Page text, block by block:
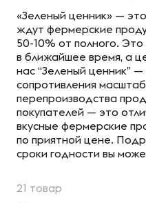
«Зеленый ценник» —
ждут фермерские
50-10% от полного. Это
в ближайшее время, а
нас “Зеленый ценник”
сопротивления
перепроизводства
покупателей — это
вкусные фермерские
по приятной цене.
сроки годности вы
21 товар